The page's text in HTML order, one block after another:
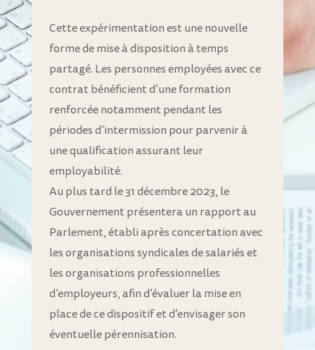
Cette expérimentation est une nouvelle
forme de mise à disposition à temps
partagé. Les personnes employées avec ce
contrat bénéficient d’une formation
renforcée notamment pendant les
périodes d’intermission pour parvenir à
une qualification assurant leur
employabilité.
Au plus tard le 31 décembre 2023, le
Gouvernement présentera un rapport au
Parlement, établi après concertation avec
les organisations syndicales de salariés et
les organisations professionnelles
d’employeurs, afin d’évaluer la mise en
place de ce dispositif et d’envisager son
éventuelle pérennisation.